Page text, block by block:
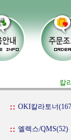
칼
OKI칼라토너
엘렉스/QMS(52)